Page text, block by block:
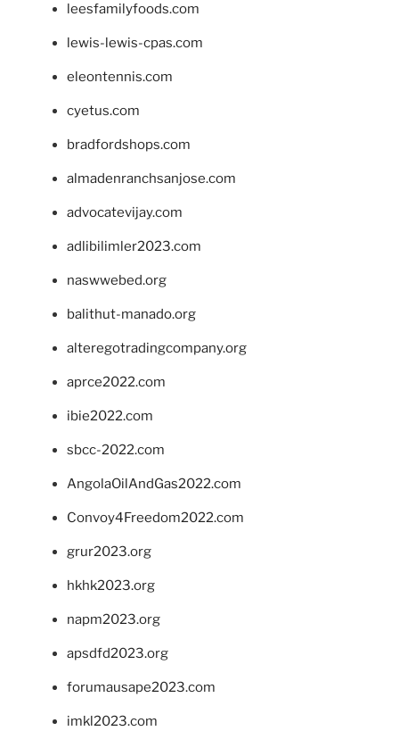
leesfamilyfoods.com
lewis-lewis-cpas.com
eleontennis.com
cyetus.com
bradfordshops.com
almadenranchsanjose.com
advocatevijay.com
adlibilimler2023.com
naswwebed.org
balithut-manado.org
alteregotradingcompany.org
aprce2022.com
ibie2022.com
sbcc-2022.com
AngolaOilAndGas2022.com
Convoy4Freedom2022.com
grur2023.org
hkhk2023.org
napm2023.org
apsdfd2023.org
forumausape2023.com
imkl2023.com